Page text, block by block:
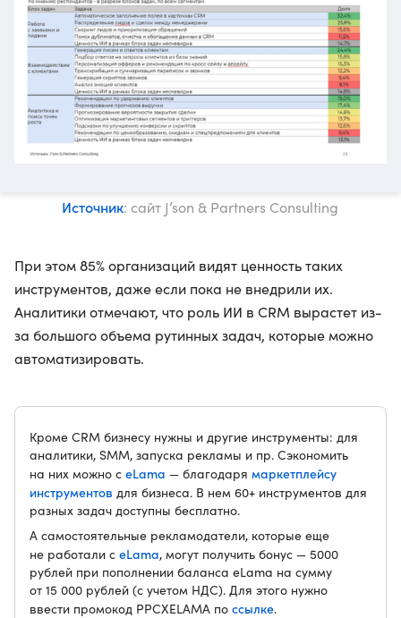
Источник: сайт J’son & Partners Consulting
При этом 85% организаций видят ценность таких
инструментов, даже если пока не внедрили их.
Аналитики отмечают, что роль ИИ в CRM вырастет из-
за большого объема рутинных задач, которые можно
автоматизировать.
Кроме CRM бизнесу нужны и другие инструменты: для
аналитики, SMM, запуска рекламы и пр. Сэкономить
на них можно с eLama — благодаря маркетплейсу
инструментов для бизнеса. В нем 60+ инструментов для
разных задач доступны бесплатно.
А самостоятельные рекламодатели, которые еще
не работали с eLama, могут получить бонус — 5000
рублей при пополнении баланса eLama на сумму
от 15 000 рублей (с учетом НДС). Для этого нужно
ввести промокод PPCXELAMA по ссылке.